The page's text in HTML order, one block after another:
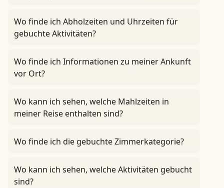
Wo finde ich Abholzeiten und Uhrzeiten für
gebuchte Aktivitäten?
Wo finde ich Informationen zu meiner Ankunft
vor Ort?
Wo kann ich sehen, welche Mahlzeiten in
meiner Reise enthalten sind?
Wo finde ich die gebuchte Zimmerkategorie?
Wo kann ich sehen, welche Aktivitäten gebucht
sind?